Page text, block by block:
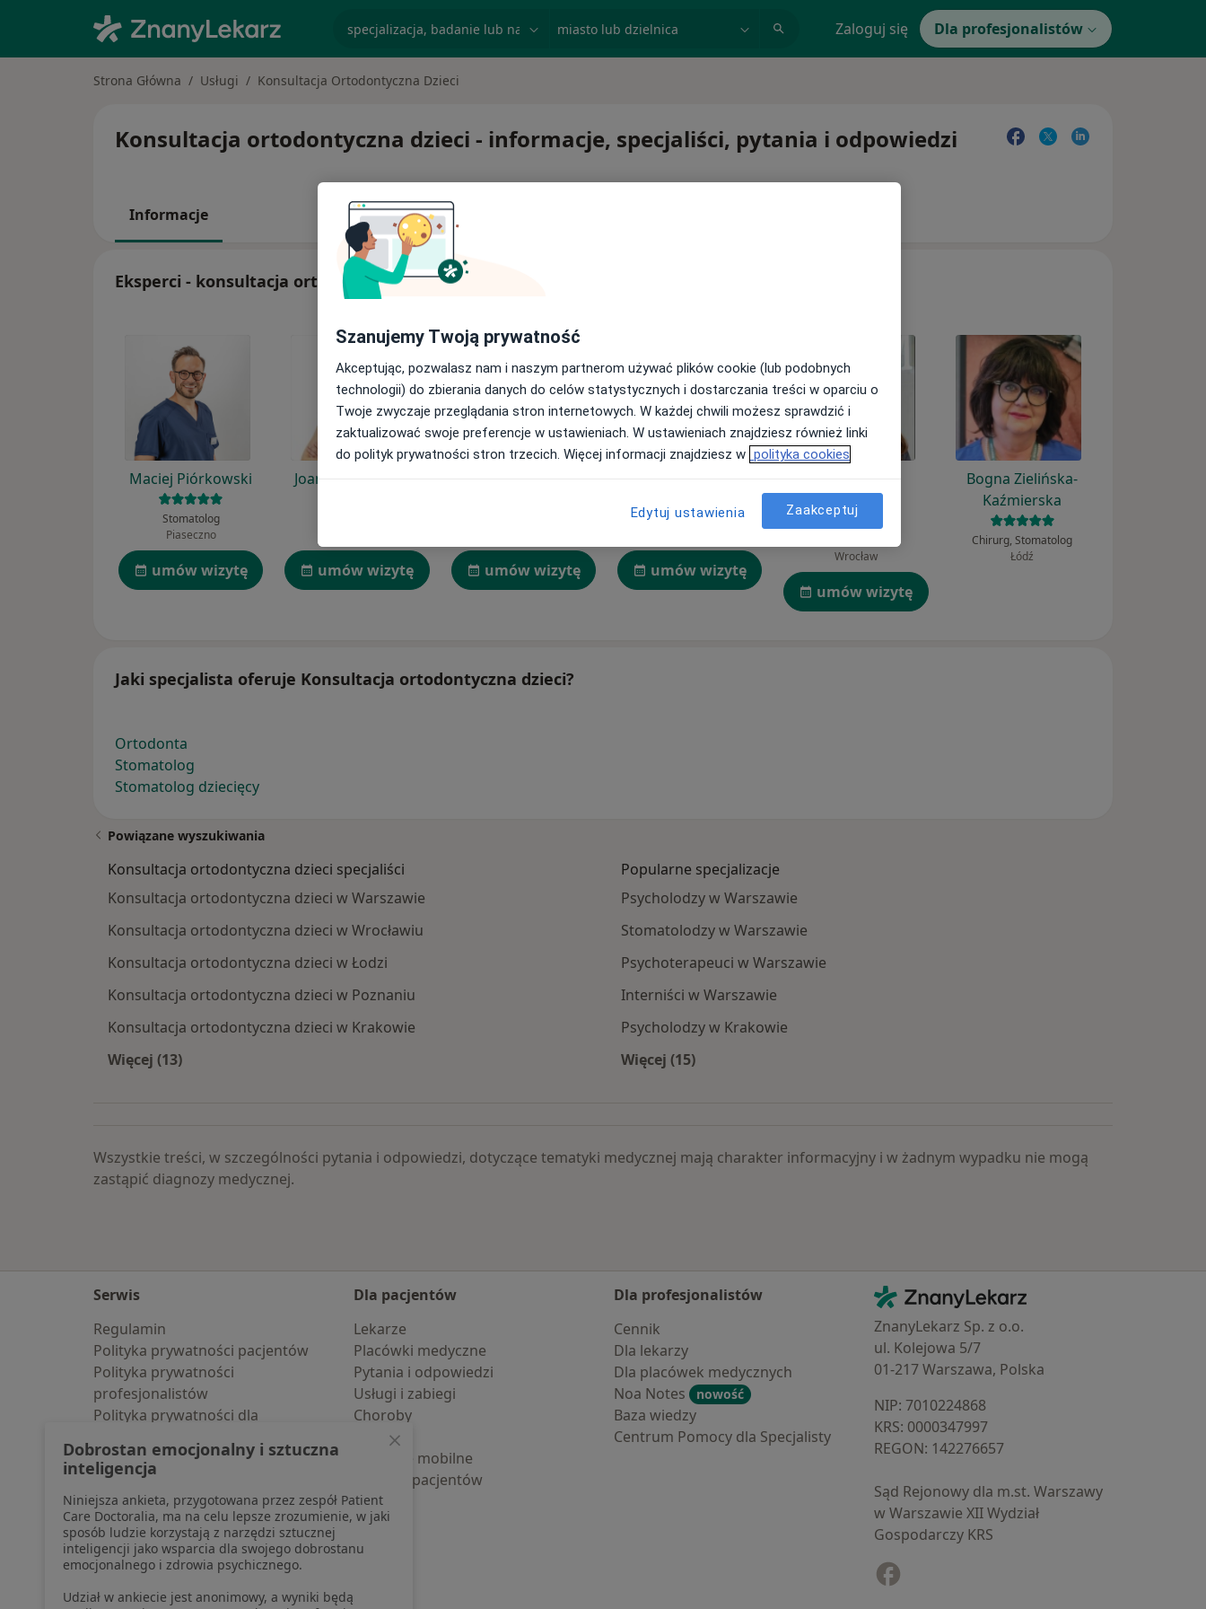
Zaloguj się Dla profesjonalistów
Strona Główna Usługi Konsultacja Ortodontyczna Dzieci
Konsultacja ortodontyczna dzieci - informacje, specjaliści, pytania i odpowiedzi
Informacje
Eksperci - konsultacja ortodontyczna dzieci
Maciej Piórkowski
Stomatolog
Piaseczno
umów wizytę
Joanna Górkiewicz
umów wizytę umów wizytę
Stomatolog
umów wizytę
Myszczyszyn
Wrocław
umów wizytę
Bogna Zielińska-
Kaźmierska
Chirurg, Stomatolog
Łódź
Jaki specjalista oferuje Konsultacja ortodontyczna dzieci?
Ortodonta
Stomatolog
Stomatolog dziecięcy
Powiązane wyszukiwania
Konsultacja ortodontyczna dzieci specjaliści
Konsultacja ortodontyczna dzieci w Warszawie
Konsultacja ortodontyczna dzieci w Wrocławiu
Konsultacja ortodontyczna dzieci w Łodzi
Konsultacja ortodontyczna dzieci w Poznaniu
Konsultacja ortodontyczna dzieci w Krakowie
Więcej (13)
Popularne specjalizacje
Psycholodzy w Warszawie
Stomatolodzy w Warszawie
Psychoterapeuci w Warszawie
Interniści w Warszawie
Psycholodzy w Krakowie
Więcej (15)
Wszystkie treści, w szczególności pytania i odpowiedzi, dotyczące tematyki medycznej mają charakter informacyjny i w żadnym wypadku nie mogą
zastąpić diagnozy medycznej.
Serwis
Regulamin
Polityka prywatności pacjentów
Polityka prywatności
profesjonalistów
Polityka prywatności dla
pozyskaliśmy samodzielnie
Polityka cookies
Jak działają wyniki wyszukiwania
Dostępność
O nas
Praca Rekrutujemy!
Partnerzy
Dla pacjentów
Lekarze
Placówki medyczne
Pytania i odpowiedzi
Usługi i zabiegi
Choroby
Pomoc
Aplikacje mobilne
Blog dla pacjentów
Dla profesjonalistów
Cennik
Dla lekarzy
Dla placówek medycznych
Noa Notes
nowość
Baza wiedzy
Centrum Pomocy dla Specjalisty
Kontakt
ZnanyLekarz - Strona główna
ZnanyLekarz Sp. z o.o.
ul. Kolejowa 5/7
01-217 Warszawa, Polska
NIP: ⁠7010224868
KRS: ⁠0000347997
REGON: ⁠142276657
Sąd Rejonowy dla m.st. Warszawy
w Warszawie XII Wydział
Gospodarczy KRS
Szanujemy Twoją prywatność
Akceptując, pozwalasz nam i naszym partnerom używać plików cookie (lub podobnych
technologii) do zbierania danych do celów statystycznych i dostarczania treści w oparciu o
Twoje zwyczaje przeglądania stron internetowych. W każdej chwili możesz sprawdzić i
zaktualizować swoje preferencje w ustawieniach. W ustawieniach znajdziesz również linki
do polityk prywatności stron trzecich. Więcej informacji znajdziesz w polityka cookies
Edytuj ustawienia Zaakceptuj
Dobrostan emocjonalny i sztuczna
inteligencja
Niniejsza ankieta, przygotowana przez zespół Patient
Care Doctoralia, ma na celu lepsze zrozumienie, w jaki
sposób ludzie korzystają z narzędzi sztucznej
inteligencji jako wsparcia dla swojego dobrostanu
emocjonalnego i zdrowia psychicznego.
Udział w ankiecie jest anonimowy, a wyniki będą